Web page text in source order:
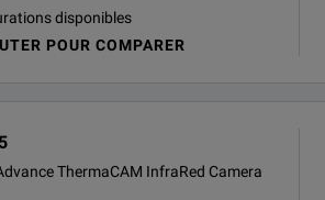
disponibles
POUR COMPARER
ThermaCAM InfraRed Camera